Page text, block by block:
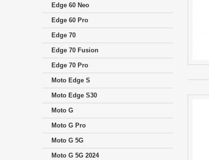
Edge 60 Neo
Edge 60 Pro
Edge 70
Edge 70 Fusion
Edge 70 Pro
Moto Edge S
Moto Edge S30
Moto G
Moto G Pro
Moto G 5G
Moto G 5G 2024